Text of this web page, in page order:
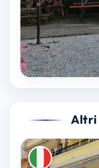
Altri